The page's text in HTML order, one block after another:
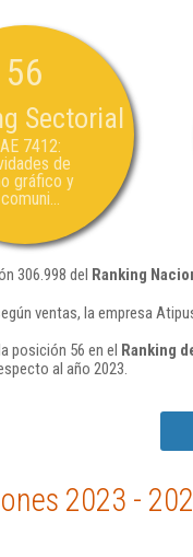
56
Sectorial
7412:
de
gráfico y
306.998 del Ranking
ventas, la empresa
posición 56 en el Ranking
al año 2023.
2023 -